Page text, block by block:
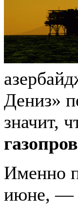
Дениз»
значит,
Именно
июне, —